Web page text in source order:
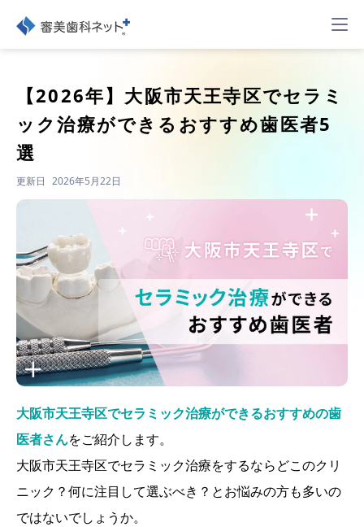
【2026年】 大阪市天王寺区でセラミ
ック治療ができるおすすめ歯医者5
選
更新日 2026年5月22日
大阪市天王寺区でセラミック治療ができるおすすめの歯
医者さんをご紹介します。
大阪市天王寺区でセラミック治療をするならどこのクリ
ニック？何に注目して選ぶべき？とお悩みの方も多いの
ではないでしょうか。